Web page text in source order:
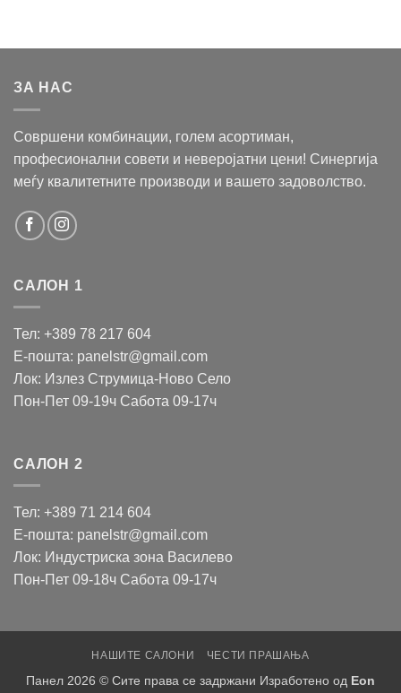
ЗА НАС
Совршени комбинации, голем асортиман,
професионални совети и неверојатни цени! Синергија
меѓу квалитетните производи и вашето задоволство.
САЛОН 1
Тел: +389 78 217 604
Е-пошта: panelstr@gmail.com
Лок: Излез Струмица-Ново Село
Пон-Пет 09-19ч Сабота 09-17ч
САЛОН 2
Тел: +389 71 214 604
Е-пошта: panelstr@gmail.com
Лок: Индустриска зона Василево
Пон-Пет 09-18ч Сабота 09-17ч
НАШИТЕ САЛОНИ ЧЕСТИ ПРАШАЊА
Панел 2026 © Сите права се задржани Изработено од Eon